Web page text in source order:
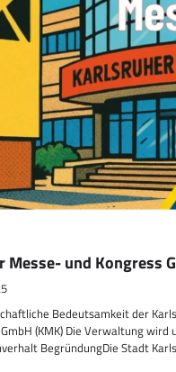
Messe- und Kongress
Bedeutsamkeit der
(KMK) Die Verwaltung wird
BegründungDie Stadt